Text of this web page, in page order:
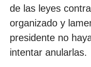
de las leyes
organizado y
presidente no
intentar anularlas.